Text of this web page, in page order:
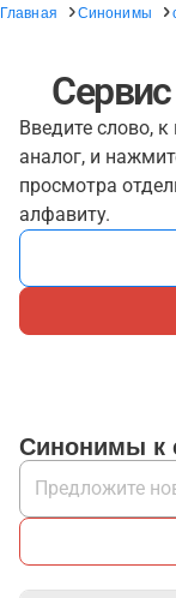
Главная Синонимы
Введите слово,
аналог, и
просмотра
алфавиту.
Синонимы к